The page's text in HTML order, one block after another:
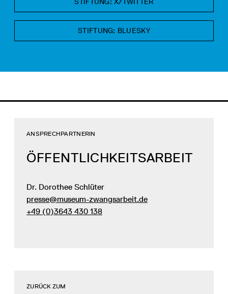
STIFTUNG: X/TWITTER
STIFTUNG: BLUESKY
ÖFFENTLICHKEITSARBEIT
ANSPRECHPARTNERIN
Dr. Dorothee Schlüter
presse@museum-zwangsarbeit.de
+49 (0)3643 430 138
ZURÜCK ZUM